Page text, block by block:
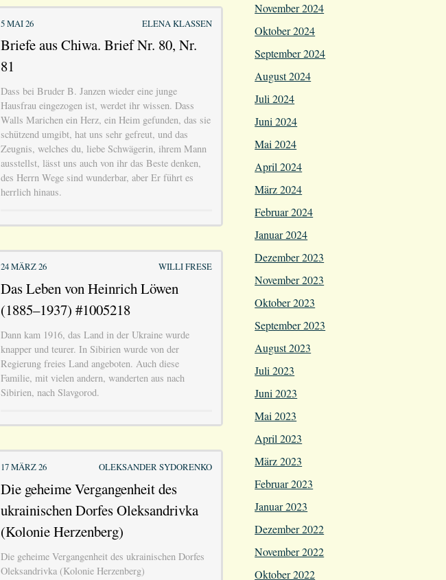
5 MAI 26 ELENA KLASSEN
Briefe aus Chiwa. Brief Nr. 80, Nr.
81
Dass bei Bruder B. Janzen wieder eine junge
Hausfrau eingezogen ist, werdet ihr wissen. Dass
Walls Marichen ein Herz, ein Heim gefunden, das sie
schützend umgibt, hat uns sehr gefreut, und das
Zeugnis, welches du, liebe Schwägerin, ihrem Mann
ausstellst, lässt uns auch von ihr das Beste denken,
des Herrn Wege sind wunderbar, aber Er führt es
herrlich hinaus.
24 MÄRZ 26 WILLI FRESE
Das Leben von Heinrich Löwen
(1885–1937) #1005218
Dann kam 1916, das Land in der Ukraine wurde
knapper und teurer. In Sibirien wurde von der
Regierung freies Land angeboten. Auch diese
Familie, mit vielen andern, wanderten aus nach
Sibirien, nach Slavgorod.
17 MÄRZ 26 OLEKSANDER SYDORENKO
Die geheime Vergangenheit des
ukrainischen Dorfes Oleksandrivka
(Kolonie Herzenberg)
Die geheime Vergangenheit des ukrainischen Dorfes
Oleksandrivka (Kolonie Herzenberg)
November 2024
Oktober 2024
September 2024
August 2024
Juli 2024
Juni 2024
Mai 2024
April 2024
März 2024
Februar 2024
Januar 2024
Dezember 2023
November 2023
Oktober 2023
September 2023
August 2023
Juli 2023
Juni 2023
Mai 2023
April 2023
März 2023
Februar 2023
Januar 2023
Dezember 2022
November 2022
Oktober 2022